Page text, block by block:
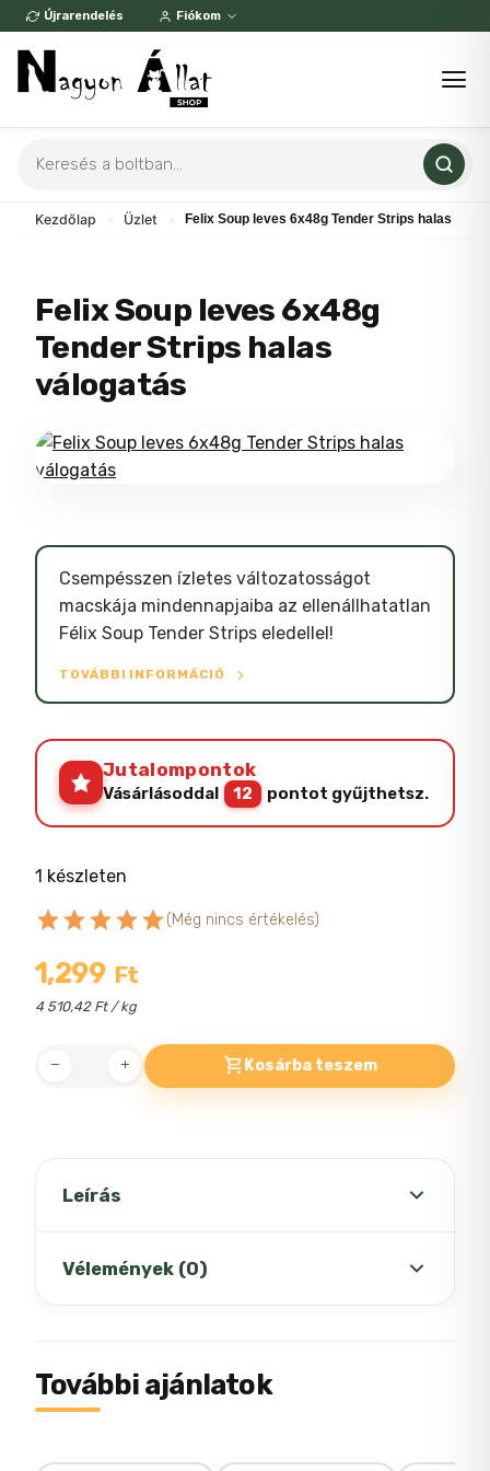
Skip
content
Újrarendelés Fiókom
search
Kezdőlap Üzlet Felix Soup leves 6x48g Tender Strips halas
Felix Soup leves 6x48g
Tender Strips halas
válogatás
starstarstarstarstar(Még nincs értékelés)
1,299 Ft
4 510,42 Ft / kg
Csempésszen ízletes változatosságot
macskája mindennapjaiba az ellenállhatatlan
Félix Soup Tender Strips eledellel!
TOVÁBBI INFORMÁCIÓ
Jutalompontok
Vásárlásoddal 12 pontot gyűjthetsz.
1 készleten
Tender
válogatás
Kosárba teszem
Leírás
halas válogatás
és ropogós jutalomfalatok ízletes
alternatíváját kínálja, és gondoskodik a
Vélemények (0)
Még nincsenek értékelések.
További ajánlatok